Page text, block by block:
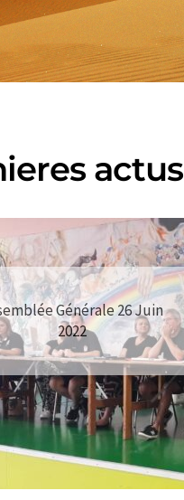
actus
Générale 26 Juin
2022